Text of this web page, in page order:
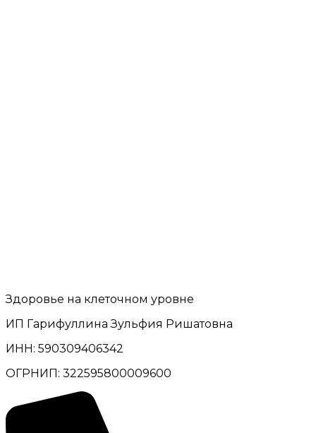
Здоровье на клеточном уровне
ИП Гарифуллина Зульфия Ришатовна
ИНН: 590309406342
ОГРНИП: 322595800009600